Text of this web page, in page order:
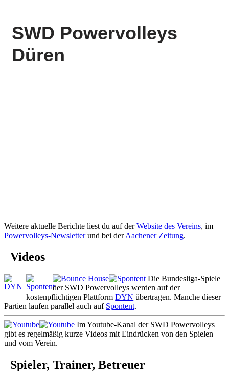
Weitere aktuelle Berichte liest du auf derWebsite des Vereins, im
Powervolleys-Newsletterund bei derAachener Zeitung.
Videos
Die Bundesliga-Spiele
der SWD Powervolleys werden auf der
kostenpflichtigen PlattformDYN übertragen. Manche dieser
Partien laufen parallel auch auf Spontent.
Im Youtube-Kanal der SWD Powervolleys
gibt es regelmäßig kurze Videos mit Eindrücken von den Spielen
und vom Verein.
Spieler, Trainer, Betreuer